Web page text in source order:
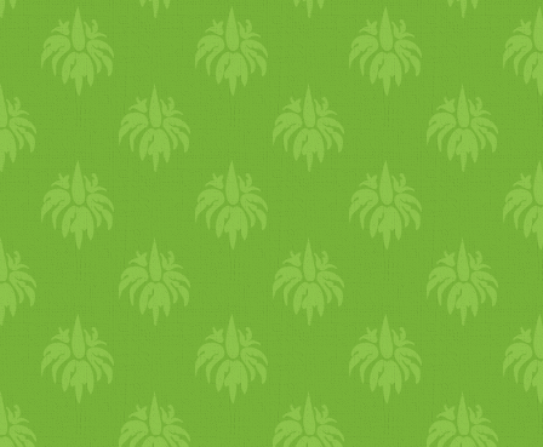
megkenheted akár
tojásmentes kölesmajonézzel
is. http:/­­/­­
www.vegagyerek.hu/­­2011/­­
01/­­tofusalatas-
szendvicskrem-es.html Ha
gazdagabban szeretnéd